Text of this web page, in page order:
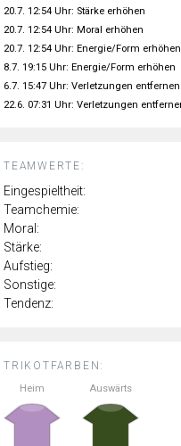
TRIKOTFARBEN:
Heim Auswärts
TEAMWERTE:
Eingespieltheit:
Teamchemie:
Moral:
Stärke:
Aufstieg:
Sonstige:
Tendenz:
20.7. 12:54 Uhr: Stärke erhöhen
20.7. 12:54 Uhr: Moral erhöhen
20.7. 12:54 Uhr: Energie/Form erhöhen
8.7. 19:15 Uhr: Energie/Form erhöhen
6.7. 15:47 Uhr: Verletzungen entfernen
22.6. 07:31 Uhr: Verletzungen